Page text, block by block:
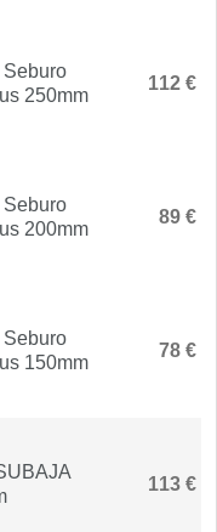
Seburo
250mm
112 €
Seburo
200mm
89 €
Seburo
150mm
78 €
113 €